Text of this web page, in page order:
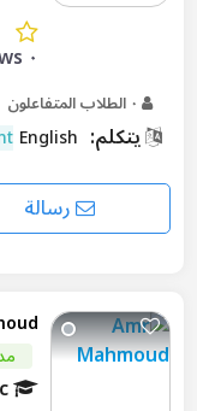
٠ reviews
يتكلم: English
رسالة